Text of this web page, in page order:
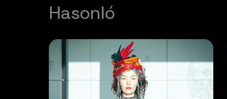
Hasonló